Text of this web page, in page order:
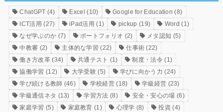
ChatGPT (4) Excel (10) Google for Education (8)
ICT活用 (27) iPad活用 (1) pickup (19) Word (1)
なぜ学ぶのか (7) ポートフォリオ (2) メタ認知 (5)
中教審 (2) 主体的な学習 (22) 仕事術 (22)
働き方改革(34) 共通テスト (1) 制度・法令 (1)
協働学習 (12) 大学受験 (5) 学びに向かう力 (24)
学び続ける教師 (46) 学校経営(18) 学級経営 (23)
学級通信ネタ (13) 学習方法 (8) 安全・安心の場 (6)
家庭学習 (5) 家庭教育 (1) 心理学 (8) 投資 (4)